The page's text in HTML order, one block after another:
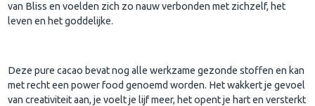
van Bliss en voelden zich zo nauw verbonden met zichzelf, het
leven en het goddelijke.
Deze pure cacao bevat nog alle werkzame gezonde stoffen en kan
met recht een power food genoemd worden. Het wakkert je gevoel
van creativiteit aan, je voelt je lijf meer, het opent je hart en versterkt